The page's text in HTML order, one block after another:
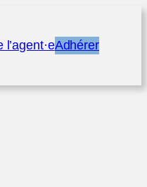
l’agent·eAdhérer